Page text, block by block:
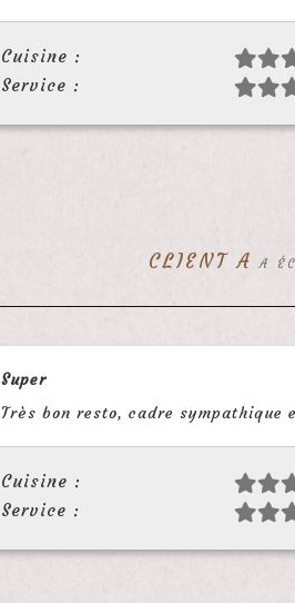
Cuisine :
Service :
CLIENT A A
Super
Très bon resto, cadre
Cuisine :
Service :